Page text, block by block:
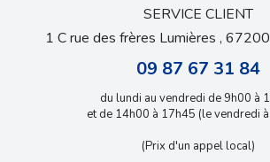
SERVICE CLIENT
1 C rue des frères Lumières ,
09 87 67 31 84
du lundi au vendredi de 9h00 à
et de 14h00 à 17h45 (le vendredi
(Prix d'un appel local)